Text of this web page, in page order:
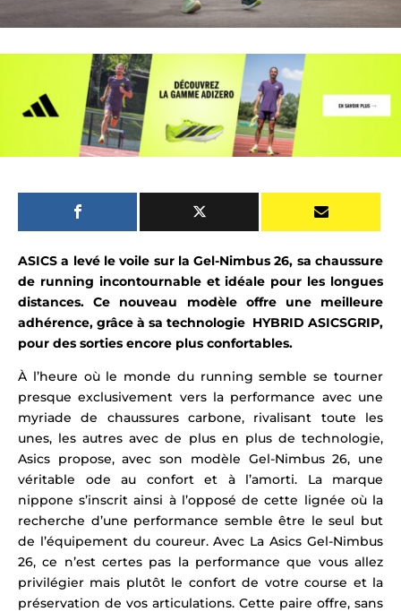
ASICS a levé le voile sur la Gel-Nimbus 26, sa chaussure
de running incontournable etidéale pour les longues
distances. Ce nouveau modèle offre une meilleure
adhérence, grâce à sa technologie HYBRID ASICSGRIP,
pour des sorties encore plus confortables.
À l’heure où le monde du running semble se tourner
presque exclusivement vers la performance avec une
myriade de chaussures carbone, rivalisant toute les
unes, les autres avec de plus en plus de technologie,
Asics propose, avec son modèle Gel-Nimbus 26, une
véritable ode au confort et à l’amorti. La marque
nippone s’inscrit ainsi à l’opposé de cette lignée où la
recherche d’une performance semble être le seul but
de l’équipement du coureur. Avec La Asics Gel-Nimbus
26, ce n’est certes pas la performance que vous allez
privilégier mais plutôt le confort de votre course et la
préservation de vos articulations. Cette paire offre, sans